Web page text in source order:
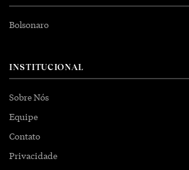
Bolsonaro
INSTITUCIONAL
Sobre Nós
Equipe
Contato
Privacidade